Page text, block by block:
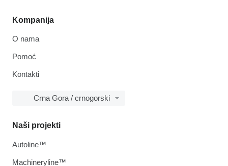
Kompanija
O nama
Pomoć
Kontakti
Crna Gora / crnogorski
Naši projekti
Autoline™
Machineryline™